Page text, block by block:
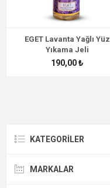
EGET Lavanta Yağlı Yüz
Yıkama Jeli
190,00 ₺
KATEGORİLER
MARKALAR